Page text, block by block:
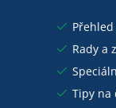
Rady a
Tipy na